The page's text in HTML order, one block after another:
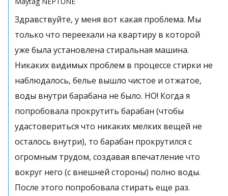
Здравствуйте, у меня вот какая проблема. Мы
только что переехали на квартиру в которой
уже была установлена стиральная машина.
Никаких видимых проблем в процессе стирки не
наблюдалось, белье вышло чистое и отжатое,
воды внутри барабана не было. НО! Когда я
попробовала прокрутить барабан (чтобы
удастовериться что никаких мелких вещей не
осталось внутри), то барабан прокрутился с
огромным трудом, создавая впечатление что
вокруг него (с внешней стороны) полно воды.
После этого попробовала стирать еще раз.